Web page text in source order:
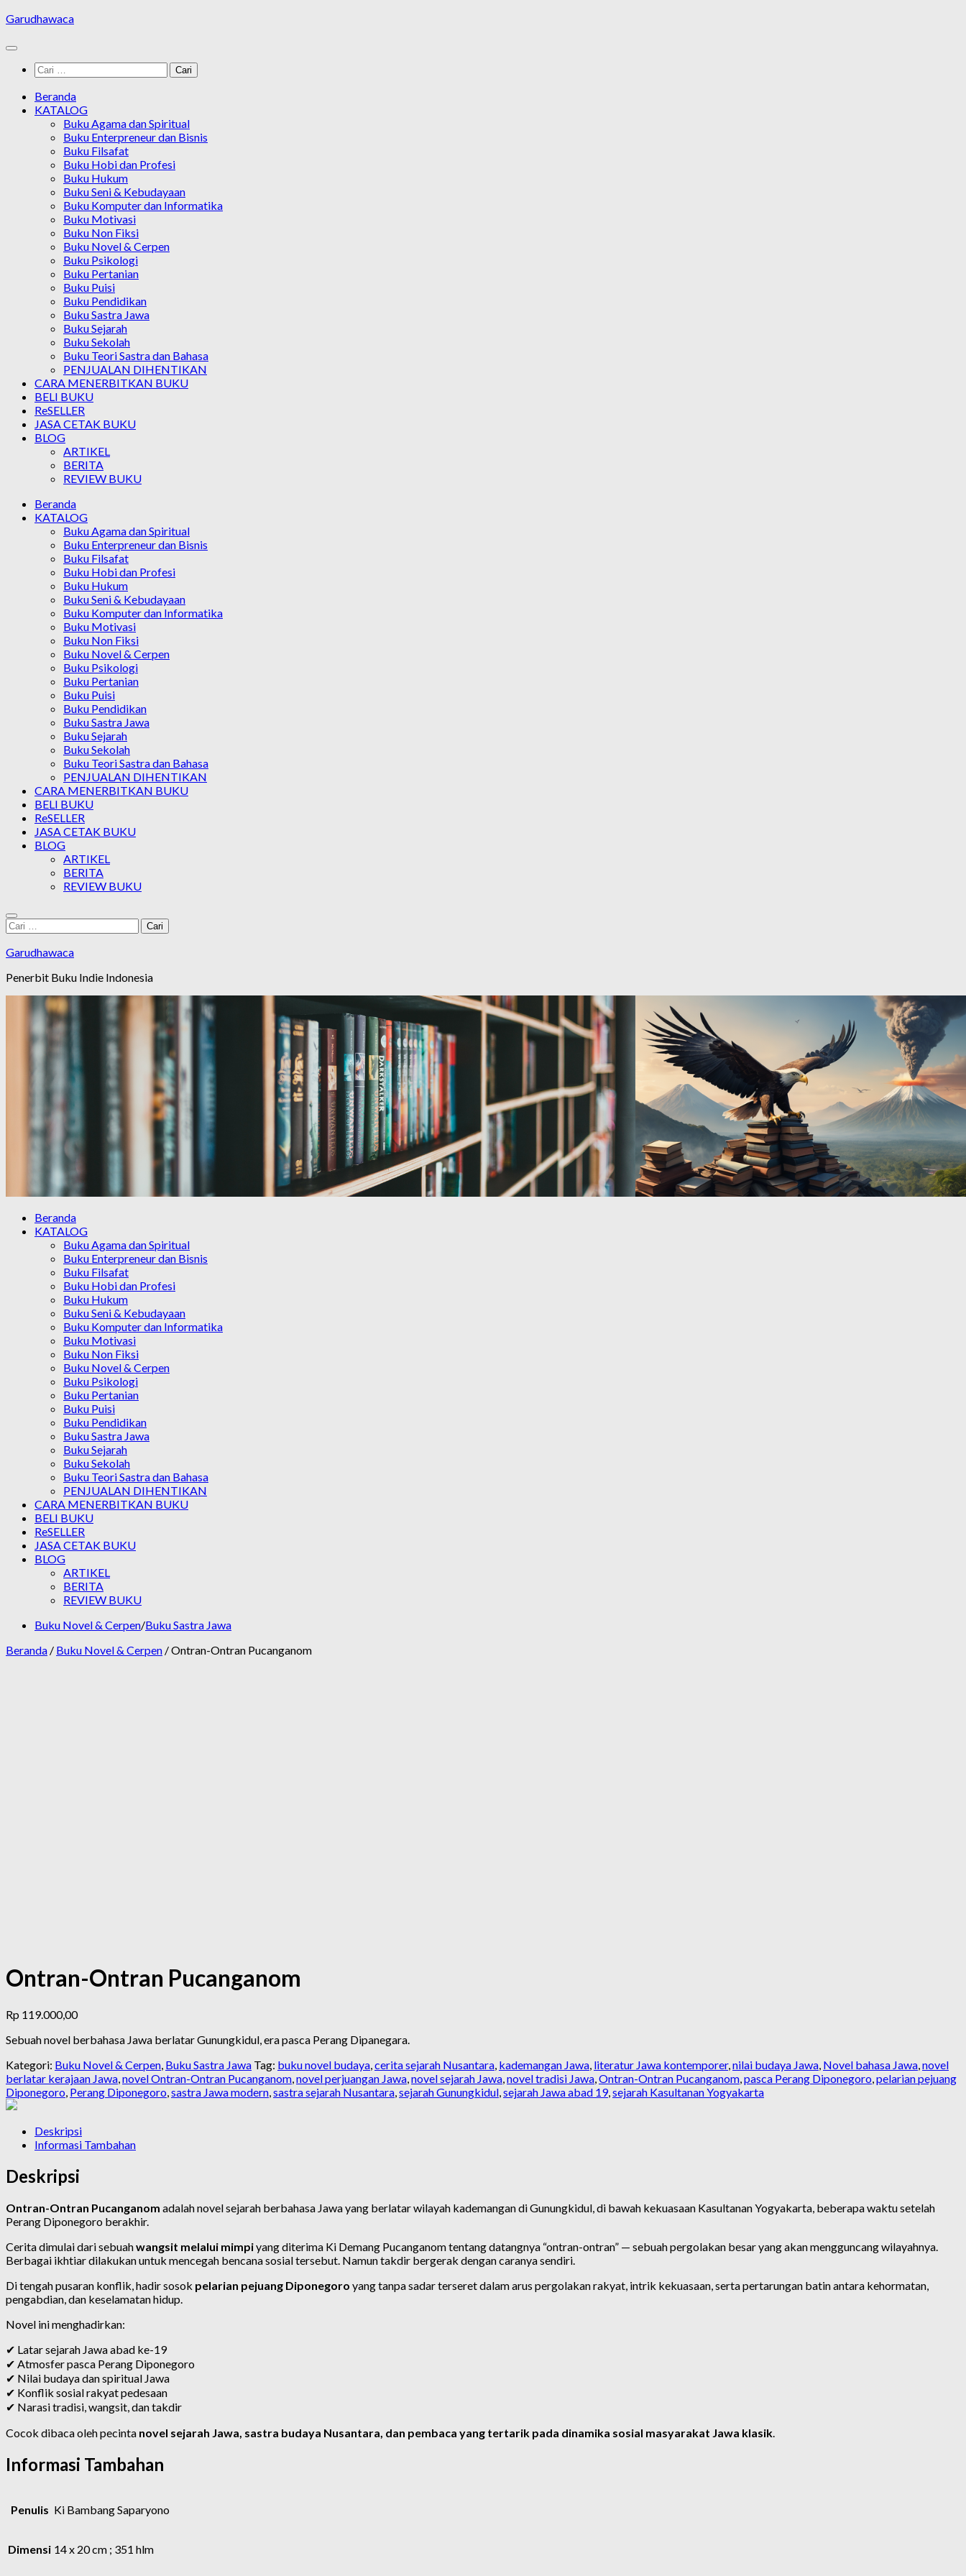
Skip
content
Garudhawaca
Cari
untuk:
Beranda
KATALOG
Buku Agama dan Spiritual
Buku Enterpreneur dan Bisnis
Buku Filsafat
Buku Hobi dan Profesi
Buku Hukum
Buku Seni & Kebudayaan
Buku Komputer dan Informatika
Buku Motivasi
Buku Non Fiksi
Buku Novel & Cerpen
Buku Psikologi
Buku Pertanian
Buku Puisi
Buku Pendidikan
Buku Sastra Jawa
Buku Sejarah
Buku Sekolah
Buku Teori Sastra dan Bahasa
PENJUALAN DIHENTIKAN
CARA MENERBITKAN BUKU
BELI BUKU
ReSELLER
JASA CETAK BUKU
BLOG
ARTIKEL
BERITA
REVIEW BUKU
Beranda
KATALOG
Buku Agama dan Spiritual
Buku Enterpreneur dan Bisnis
Buku Filsafat
Buku Hobi dan Profesi
Buku Hukum
Buku Seni & Kebudayaan
Buku Komputer dan Informatika
Buku Motivasi
Buku Non Fiksi
Buku Novel & Cerpen
Buku Psikologi
Buku Pertanian
Buku Puisi
Buku Pendidikan
Buku Sastra Jawa
Buku Sejarah
Buku Sekolah
Buku Teori Sastra dan Bahasa
PENJUALAN DIHENTIKAN
CARA MENERBITKAN BUKU
BELI BUKU
ReSELLER
JASA CETAK BUKU
BLOG
ARTIKEL
BERITA
REVIEW BUKU
Cari
untuk:
Garudhawaca
Penerbit Buku Indie Indonesia
Beranda
KATALOG
Buku Agama dan Spiritual
Buku Enterpreneur dan Bisnis
Buku Filsafat
Buku Hobi dan Profesi
Buku Hukum
Buku Seni & Kebudayaan
Buku Komputer dan Informatika
Buku Motivasi
Buku Non Fiksi
Buku Novel & Cerpen
Buku Psikologi
Buku Pertanian
Buku Puisi
Buku Pendidikan
Buku Sastra Jawa
Buku Sejarah
Buku Sekolah
Buku Teori Sastra dan Bahasa
PENJUALAN DIHENTIKAN
CARA MENERBITKAN BUKU
BELI BUKU
ReSELLER
JASA CETAK BUKU
BLOG
ARTIKEL
BERITA
REVIEW BUKU
Buku Novel & Cerpen/Buku Sastra Jawa
Beranda / Buku Novel & Cerpen / Ontran-Ontran Pucanganom
Ontran-Ontran Pucanganom
Rp 119.000,00
Sebuah novel berbahasa Jawa berlatar Gunungkidul, era pasca Perang Dipanegara.
Kategori: Buku Novel & Cerpen, Buku Sastra Jawa Tag: buku novel budaya,cerita sejarah Nusantara, kademangan Jawa, literatur Jawa kontemporer,nilai budaya Jawa, Novel bahasa Jawa,novel
berlatar kerajaan Jawa,novel Ontran-Ontran Pucanganom,novel perjuangan Jawa,novel sejarah Jawa,novel tradisi Jawa,Ontran-Ontran Pucanganom,pasca Perang Diponegoro,pelarian pejuang
Diponegoro, Perang Diponegoro,sastra Jawa modern,sastra sejarah Nusantara,sejarah Gunungkidul,sejarah Jawa abad 19,sejarah Kasultanan Yogyakarta
Deskripsi
Informasi Tambahan
Deskripsi
Ontran-Ontran Pucanganom adalah novel sejarah berbahasa Jawa yang berlatar wilayah kademangan di Gunungkidul, di bawah kekuasaan Kasultanan Yogyakarta, beberapa waktu setelah
Perang Diponegoro berakhir.
Cerita dimulai dari sebuahwangsit melalui mimpiyang diterima Ki Demang Pucanganom tentang datangnya “ontran-ontran” — sebuah pergolakan besar yang akan mengguncang wilayahnya.
Berbagai ikhtiar dilakukan untuk mencegah bencana sosial tersebut. Namun takdir bergerak dengan caranya sendiri.
Di tengah pusaran konflik, hadir sosok pelarian pejuang Diponegoro yang tanpa sadar terseret dalam arus pergolakan rakyat, intrik kekuasaan, serta pertarungan batin antara kehormatan,
pengabdian, dan keselamatan hidup.
Novel ini menghadirkan:
✔ Latar sejarah Jawa abad ke-19
✔ Atmosfer pasca Perang Diponegoro
✔ Nilai budaya dan spiritual Jawa
✔ Konflik sosial rakyat pedesaan
✔ Narasi tradisi, wangsit, dan takdir
Cocok dibaca oleh pecinta novel sejarah Jawa, sastra budaya Nusantara, dan pembaca yang tertarik pada dinamika sosial masyarakat Jawa klasik
Informasi Tambahan
Penulis Ki Bambang Saparyono
Dimensi 14 x 20 cm ; 351 hlm